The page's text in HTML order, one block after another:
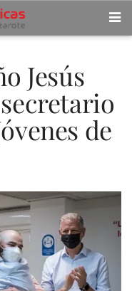
Jesús
de